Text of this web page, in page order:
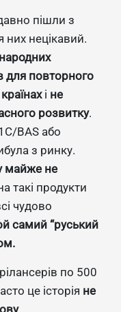
пішли з
них нецікавий.
для повторного
і не
розвитку.
BAS або
з ринку.
майже не
такі продукти
чудово
самий “руський
по 500
це історія не